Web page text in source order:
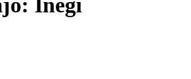
Inegi